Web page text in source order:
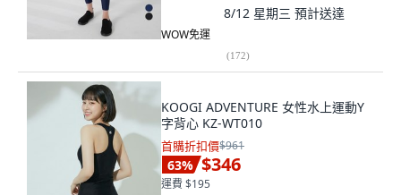
8/12 星期三 預計送達
WOW免運
(172)
KOOGI ADVENTURE 女性水上運動Y
字背心 KZ-WT010
首購折扣價$961
63% $346
運費 $195